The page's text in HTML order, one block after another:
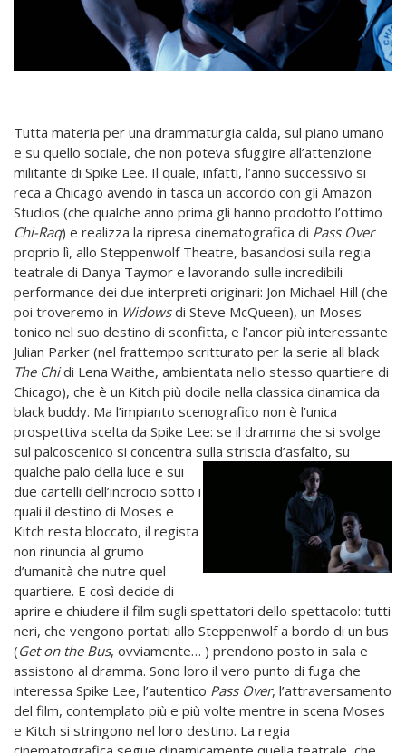
Tutta materia per una drammaturgia calda, sul piano umano
e su quello sociale, che non poteva sfuggire all’attenzione
militante di Spike Lee. Il quale, infatti, l’anno successivo si
reca a Chicago avendo in tasca un accordo con gli Amazon
Studios (che qualche anno prima gli hanno prodotto l’ottimo
Chi-Raq) e realizza la ripresa cinematografica di Pass Over
proprio lì, allo Steppenwolf Theatre, basandosi sulla regia
teatrale di Danya Taymor e lavorando sulle incredibili
performance dei due interpreti originari: Jon Michael Hill (che
poi troveremo in Widowsdi Steve McQueen), un Moses
tonico nel suo destino di sconfitta, e l’ancor più interessante
Julian Parker (nel frattempo scritturato per la serie all black
The Chidi Lena Waithe, ambientata nello stesso quartiere di
Chicago), che è un Kitch più docile nella classica dinamica da
black buddy. Ma l’impianto scenografico non è l’unica
prospettiva scelta da Spike Lee: se il dramma che si svolge
sul palcoscenico si concentra sulla striscia d’asfalto, su
qualche palo della luce e sui
due cartelli dell’incrocio sotto i
quali il destino di Moses e
Kitch resta bloccato, il regista
non rinuncia al grumo
d’umanità che nutre quel
quartiere. E così decide di
aprire e chiudere il film sugli spettatori dello spettacolo: tutti
neri, che vengono portati allo Steppenwolf a bordo di un bus
(Get on the Bus, ovviamente… ) prendono posto in sala e
assistono al dramma. Sono loro il vero punto di fuga che
interessa Spike Lee, l’autentico Pass Over, l’attraversamento
del film, contemplato più e più volte mentre in scena Moses
e Kitch si stringono nel loro destino. La regia